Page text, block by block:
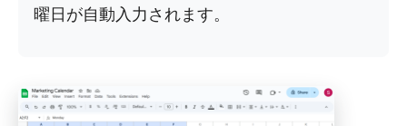
曜日が自動入力されます。